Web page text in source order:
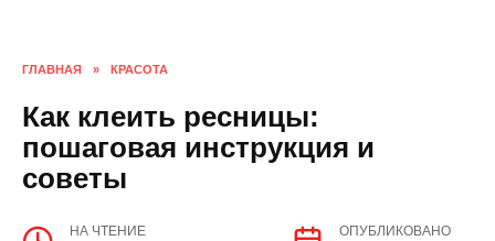
ГЛАВНАЯ » КРАСОТА
Как клеить ресницы:
пошаговая инструкция и
советы
НА ЧТЕНИЕ ОПУБЛИКОВАНО